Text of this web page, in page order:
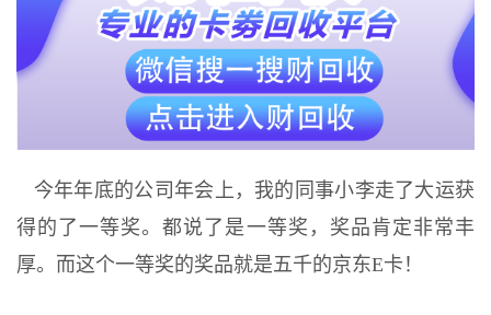
今年年底的公司年会上，我的同事小李走了大运获
得的了一等奖。都说了是一等奖，奖品肯定非常丰
厚。而这个一等奖的奖品就是五千的京东E卡！